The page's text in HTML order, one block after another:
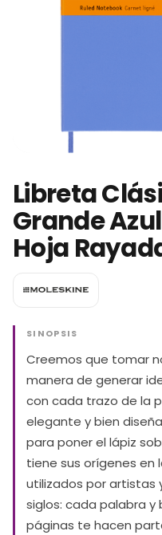
Libreta
Grande
Hoja
SINOPSIS
Creemos que tomar
manera de generar
con cada trazo de la
elegante y bien
para poner el lápiz
tiene sus orígenes en
utilizados por artistas
siglos: cada palabra
páginas te hacen